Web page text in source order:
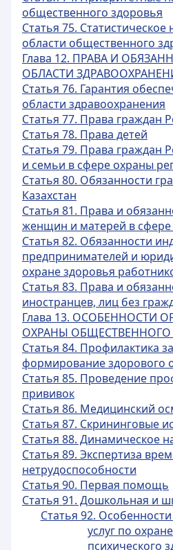
общественного здоровья
Статья 75.
области общественного
Глава 12. ПРАВА И
ОБЛАСТИ
Статья 76. Гарантия
области здравоохранения
Статья 77. Права граждан
Статья 78. Права детей
Статья 79. Права граждан
и семьи в сфере охраны
Статья 80. Обязанности
Казахстан
Статья 81. Права и
женщин и матерей в
Статья 82. Обязанности
предпринимателей и
охране здоровья
Статья 83. Права и
иностранцев, лиц без
Глава 13. ОСОБЕННОСТИ
ОХРАНЫ ОБЩЕСТВЕННОГО
Статья 84. Профилактика
формирование здорового
Статья 85. Проведение
прививок
Статья 86. Медицинский
Статья 87. Скрининговые
Статья 88. Динамическое
Статья 89. Экспертиза
нетрудоспособности
Статья 90. Первая помощь
Статья 91. Дошкольная и
Статья 92.
услуг по
психического